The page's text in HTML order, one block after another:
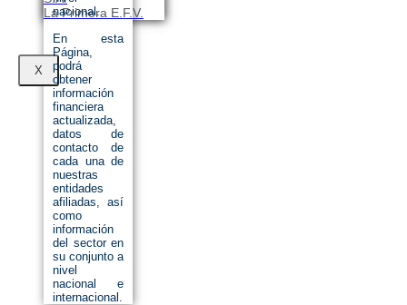
La Primera E.F.V.
X
nacional.
En esta
Página,
podrá
obtener
información
financiera
actualizada,
datos de
contacto de
cada una de
nuestras
entidades
afiliadas, así
como
información
del sector en
su conjunto a
nivel
nacional e
internacional.